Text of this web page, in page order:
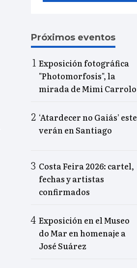
Próximos eventos
Exposición fotográfica
"Photomorfosis", la
mirada de Mimi Carrolo
‘Atardecer no Gaiás’ este
verán en Santiago
Costa Feira 2026: cartel,
fechas y artistas
confirmados
Exposición en el Museo
do Mar en homenaje a
José Suárez